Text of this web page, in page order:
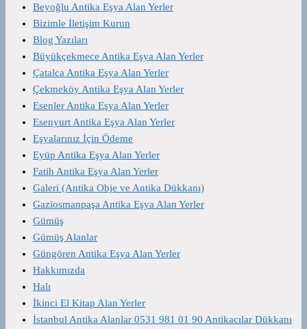
Beyoğlu Antika Eşya Alan Yerler
Bizimle İletişim Kurun
Blog Yazıları
Büyükçekmece Antika Eşya Alan Yerler
Çatalca Antika Eşya Alan Yerler
Çekmeköy Antika Eşya Alan Yerler
Esenler Antika Eşya Alan Yerler
Esenyurt Antika Eşya Alan Yerler
Eşyalarınız İçin Ödeme
Eyüp Antika Eşya Alan Yerler
Fatih Antika Eşya Alan Yerler
Galeri (Antika Obje ve Antika Dükkanı)
Gaziosmanpaşa Antika Eşya Alan Yerler
Gümüş
Gümüş Alanlar
Güngören Antika Eşya Alan Yerler
Hakkımızda
Halı
İkinci El Kitap Alan Yerler
İstanbul Antika Alanlar 0531 981 01 90 Antikacılar Dükkanı